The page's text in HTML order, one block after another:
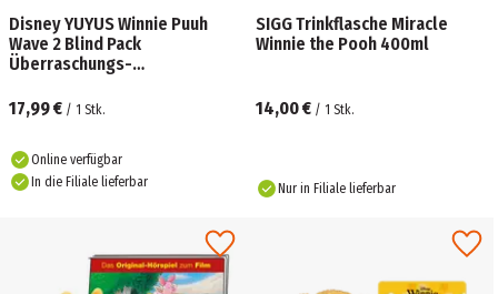
Disney YUYUS Winnie Puuh
Wave 2 Blind Pack
Überraschungs-
fach sortiert
17,99 € / 1 Stk.
Online verfügbar
In die Filiale lieferbar
SIGG Trinkflasche Miracle
Winnie the Pooh 400ml
14,00 € / 1 Stk.
Nur in Filiale lieferbar